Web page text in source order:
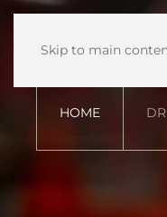
Skip to main
HOME